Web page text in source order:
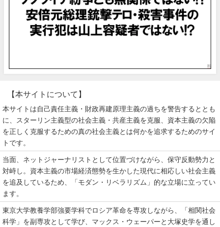
【本サイトについて】
本サイトは自己責任主義・財政再建原理主義の過ちを警告するととも
に、スターリン主義型の社会主義・共産主義を克服、資本主義の欠陥
を正しく克服するための真の社会主義とは何かを追求するためのサイ
トです。
当面、ネットジャーナリストとして位置づけながら、保守反動勢力と
対峙し。資本主義の市場経済態勢を生かした現代に相応しい社会主義
を追及しているため、「モダン・リベラリズム」的な立場に立ってい
ます。
東京大学教養学部強要学科でロシア革命を専攻しながら、「相関社会
科学」を副専攻として学び、マックス・ウェーパーと大塚史学を通し